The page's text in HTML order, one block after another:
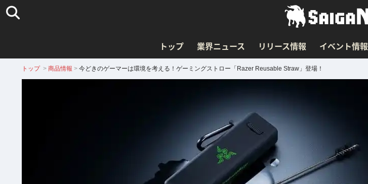
トップ 業界ニュース リリース情報 イベント情報
トップ > 商品情報 > 今どきのゲーマーは環境を考える！ゲーミングストロー「Razer Reusable Straw」登場！